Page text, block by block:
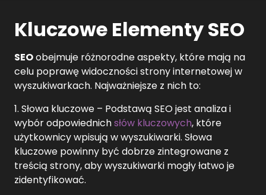
Kluczowe Elementy SEO
SEOobejmuje różnorodne aspekty, które mają na
celu poprawę widoczności strony internetowej w
wyszukiwarkach. Najważniejsze z nich to:
1. Słowa kluczowe – Podstawą SEO jest analiza i
wybór odpowiednichsłów kluczowych, które
użytkownicy wpisują w wyszukiwarki. Słowa
kluczowe powinny być dobrze zintegrowane z
treścią strony, aby wyszukiwarki mogły łatwo je
zidentyfikować.